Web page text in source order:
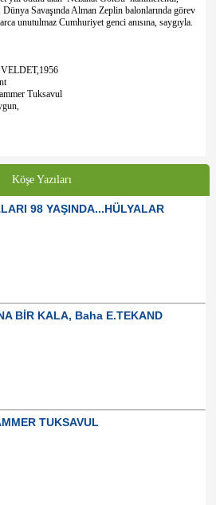
Savaşında Alman Zeplin balonlarında görev
unutulmaz Cumhuriyet genci anısına, saygıyla.
VELDET,1956
Tuksavul
Köşe Yazıları
98 YAŞINDA...HÜLYALAR
BİR KALA, Baha E.TEKAND
TUKSAVUL